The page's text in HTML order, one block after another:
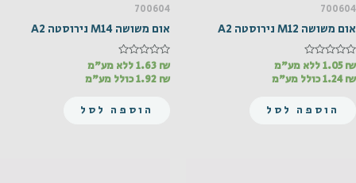
700604
אום משושה M12 נירוסטה A2
דורג
מתוך
1.05₪
ללא מע"מ
1.24₪ כולל מע"מ
הוספה לסל
700604
אום משושה M14 נירוסטה A2
דורג
מתוך
1.63 ₪
ללא מע"מ
1.92 ₪ כולל מע"מ
הוספה לסל